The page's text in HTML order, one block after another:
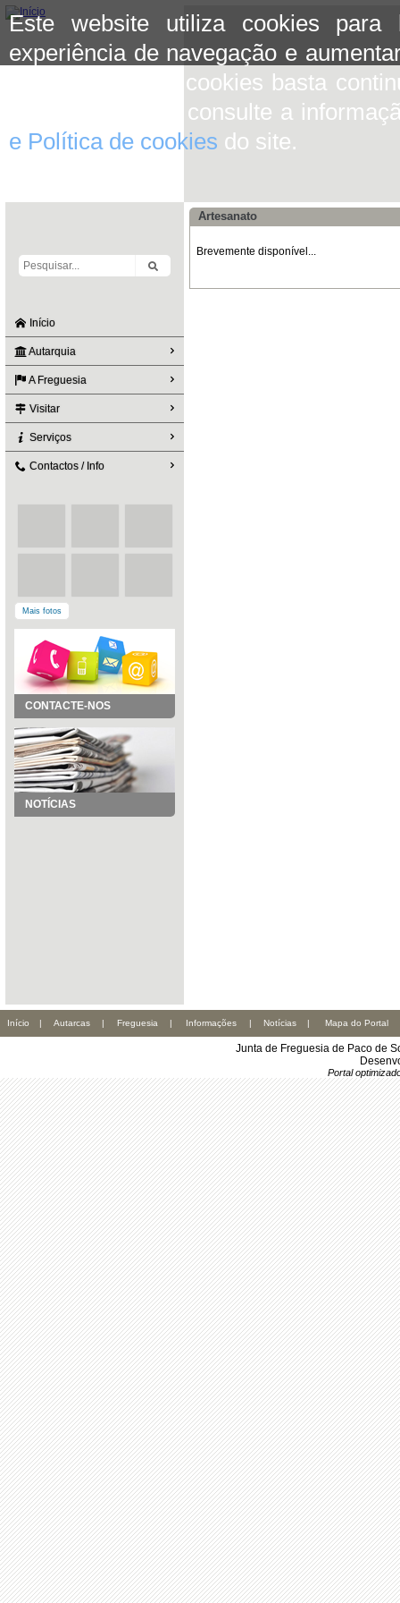
Este website utiliza cookies para
experiência de navegação e
aceitar o uso de cookies basta
mais informação consulte a
e Política de cookies do site.
Início
Autarquia
A Freguesia
Visitar
Serviços
Contactos / Info
Mais fotos
CONTACTE-NOS
NOTÍCIAS
Artesanato
Brevemente disponível...
Início | Autarcas | Freguesia | Informações | Notícias | Mapa do Portal
Junta de Freguesia de Paco de
Portal